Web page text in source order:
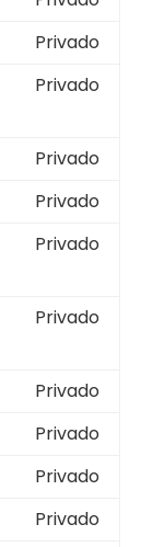
Privado
Privado
Privado
Privado
Privado
Privado
Privado
Privado
Privado
Privado